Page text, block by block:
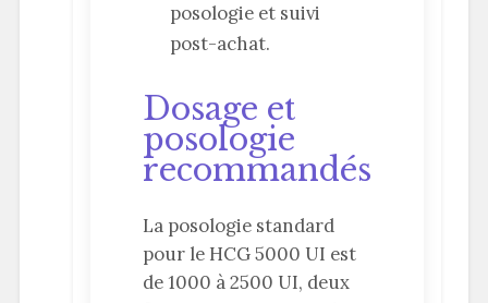
posologie et suivi
post-achat.
Dosage et
posologie
recommandés
La posologie standard
pour le HCG 5000 UI est
de 1000 à 2500 UI, deux